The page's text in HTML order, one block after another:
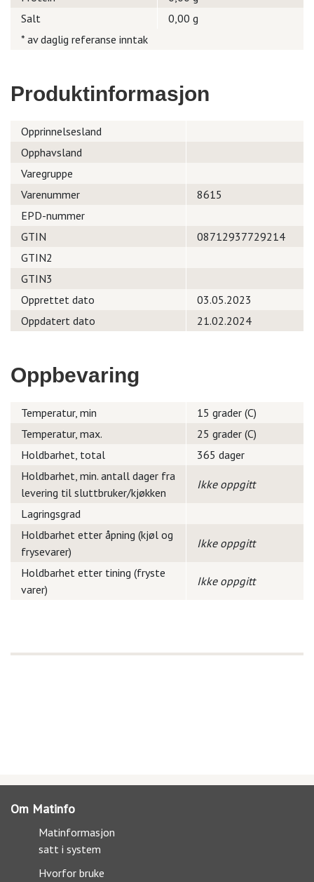
Salt
0,00 g
* av daglig referanse inntak
Produktinformasjon
Opprinnelsesland
Opphavsland
Varegruppe
Varenummer
8615
EPD-nummer
GTIN
08712937729214
GTIN2
GTIN3
Opprettet dato
03.05.2023
Oppdatert dato
21.02.2024
Oppbevaring
Temperatur, min
15 grader (C)
Temperatur, max.
25 grader (C)
Holdbarhet, total
365 dager
Holdbarhet, min. antall dager fra
levering til sluttbruker/kjøkken
Ikke oppgitt
Lagringsgrad
Holdbarhet etter åpning (kjøl og
frysevarer)
Ikke oppgitt
Holdbarhet etter tining (fryste
varer)
Ikke oppgitt
Om Matinfo
Matinformasjon
satt i system
Hvorfor bruke